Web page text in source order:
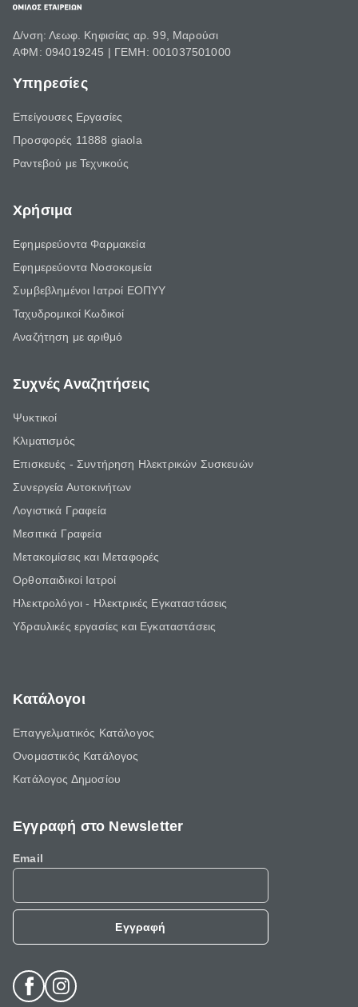
Δ/νση: Λεωφ. Κηφισίας αρ. 99, Μαρούσι
ΑΦΜ: 094019245 | ΓΕΜΗ: 001037501000
Υπηρεσίες
Επείγουσες Εργασίες
Προσφορές 11888 giaola
Ραντεβού με Τεχνικούς
Χρήσιμα
Εφημερεύοντα Φαρμακεία
Εφημερεύοντα Νοσοκομεία
Συμβεβλημένοι Ιατροί ΕΟΠΥΥ
Ταχυδρομικοί Κωδικοί
Αναζήτηση με αριθμό
Συχνές Αναζητήσεις
Ψυκτικοί
Κλιματισμός
Επισκευές - Συντήρηση Ηλεκτρικών Συσκευών
Συνεργεία Αυτοκινήτων
Λογιστικά Γραφεία
Μεσιτικά Γραφεία
Μετακομίσεις και Μεταφορές
Ορθοπαιδικοί Ιατροί
Ηλεκτρολόγοι - Ηλεκτρικές Εγκαταστάσεις
Υδραυλικές εργασίες και Εγκαταστάσεις
Κατάλογοι
Επαγγελματικός Κατάλογος
Ονομαστικός Κατάλογος
Κατάλογος Δημοσίου
Εγγραφή στο Newsletter
Email
Εγγραφή